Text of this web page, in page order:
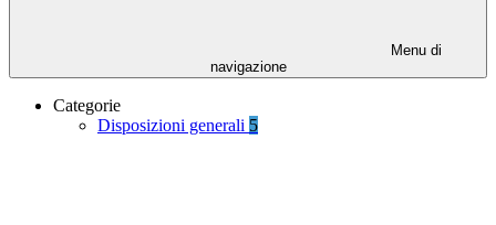
Menu di
navigazione
Categorie
Disposizioni generali 5